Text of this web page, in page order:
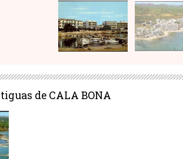
de CALA BONA